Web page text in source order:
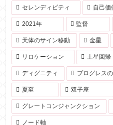
セレンディピティ 自己価
2021年 監督
天体のサイン移動 金星
リロケーション 土星回帰
ディグニティ プログレス
夏至 双子座
グレートコンジャンクション
ノード軸